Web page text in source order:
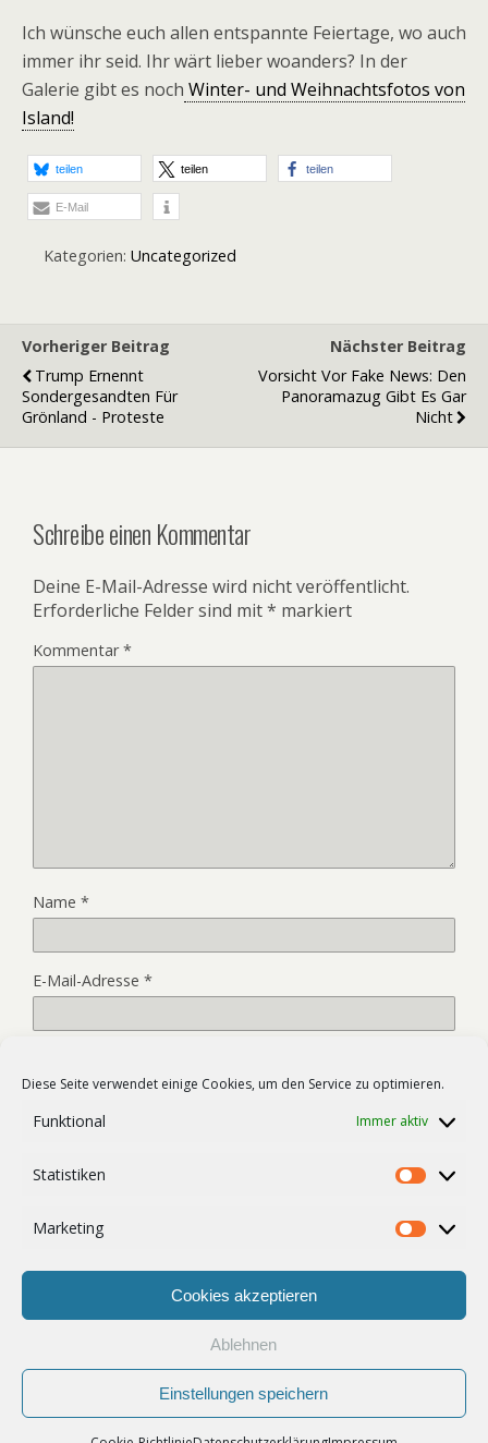
Diese Seite verwendet einige Cookies, um den Service zu optimieren.
Funktional Immer aktiv
Statistiken
Marketing
Cookies akzeptieren
Ablehnen
Einstellungen speichern
Ich wünsche euch allen entspannte Feiertage, wo auch
immer ihr seid. Ihr wärt lieber woanders? In der
Galerie gibt es noch Winter- und Weihnachtsfotos von
Island!
teilen teilen teilen
E-Mail
Kategorien: Uncategorized
Vorheriger Beitrag
Trump Ernennt
Sondergesandten Für
Grönland - Proteste
Nächster Beitrag
Vorsicht Vor Fake News: Den
Panoramazug Gibt Es Gar
Nicht
Schreibe einen Kommentar
Deine E-Mail-Adresse wird nicht veröffentlicht.
Erforderliche Felder sind mit* markiert
Kommentar*
Name *
E-Mail-Adresse *
meinen nächsten Kommentar speichern.
Zum Seitenanfang
Mobil Desktop